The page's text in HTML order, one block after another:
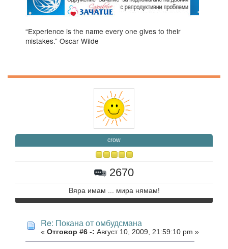
“Experience is the name every one gives to their
mistakes.” Oscar Wilde
crow
2670
Вяра имам ... мира нямам!
Re: Покана от омбудсмана
« Отговор #6 -: Август 10, 2009, 21:59:10 pm »